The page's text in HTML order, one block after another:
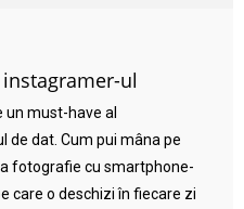
instagramer-ul
un must-have al
de dat. Cum pui mâna pe
fotografie cu smartphone-
care o deschizi în fiecare zi